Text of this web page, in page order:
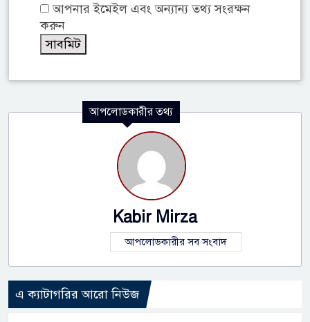
আপনার ইমেইল এবং অন্যান্য তথ্য সংরক্ষন
করুন
আপলোডকারীর তথ্য
Kabir Mirza
আপলোডকারীর সব সংবাদ
এ ক্যাটাগরির আরো নিউজ